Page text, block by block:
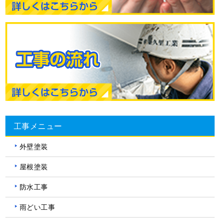
工事メニュー
外壁塗装
屋根塗装
防水工事
雨どい工事